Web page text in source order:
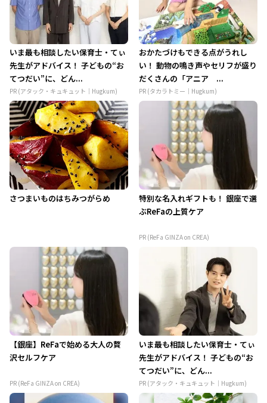
いま最も相談したい保育士・てぃ
先生がアドバイス！ 子どもの“お
てつだい”に、どん...
PR (アタック・キュキュット｜Hugkum)
おかたづけもできる点がうれし
い！ 動物の鳴き声やセリフが盛り
だくさんの「アニア ...
PR (タカラトミー｜Hugkum)
さつまいものはちみつがらめ
特別な名入れギフトも！ 銀座で選
ぶReFaの上質ケア
PR (ReFa GINZA on CREA)
【銀座】ReFaで始める大人の贅
沢セルフケア
PR (ReFa GINZA on CREA)
いま最も相談したい保育士・てぃ
先生がアドバイス！ 子どもの“お
てつだい”に、どん...
PR (アタック・キュキュット｜Hugkum)